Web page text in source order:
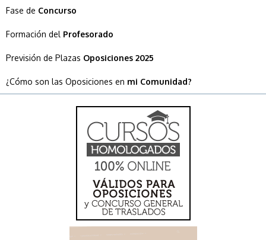
Fase de Concurso
Formación del Profesorado
Previsión de Plazas Oposiciones 2025
¿Cómo son las Oposiciones en mi Comunidad?